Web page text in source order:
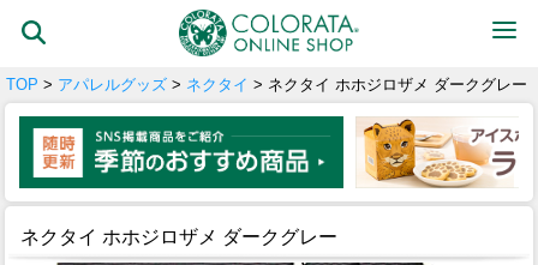
TOP > アパレルグッズ > ネクタイ > ネクタイ ホホジロザメ ダークグレー
ネクタイ ホホジロザメ ダークグレー